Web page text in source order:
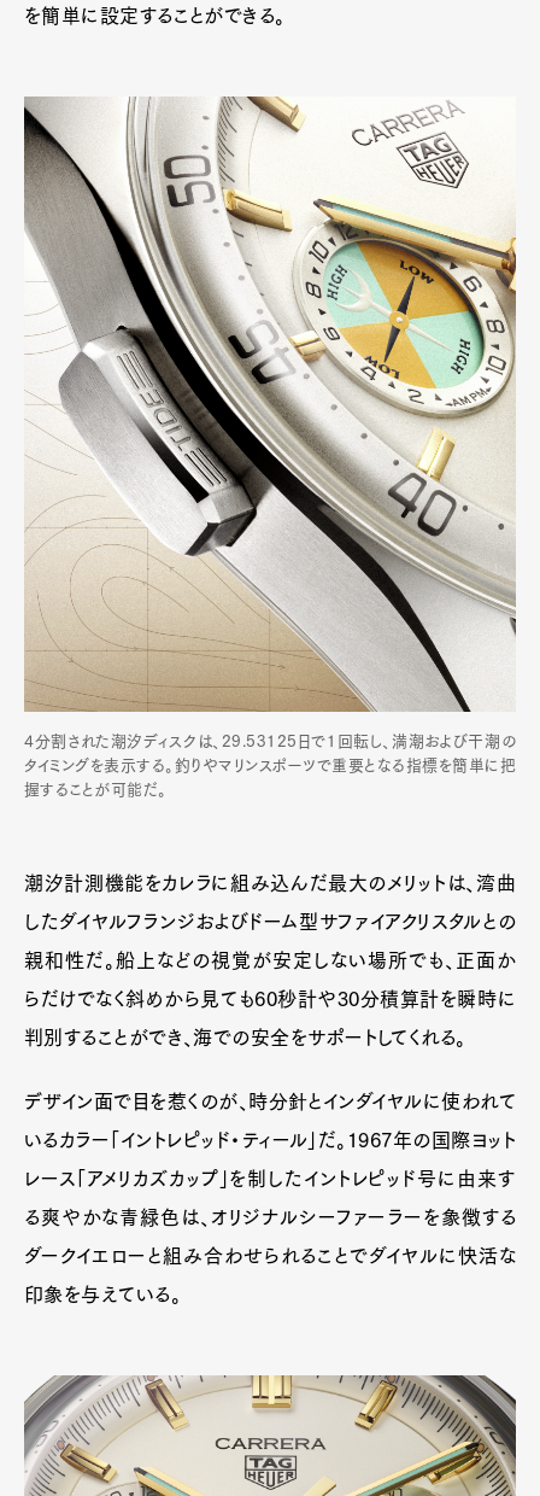
を簡単に設定することができる。
4分割された潮汐ディスクは、29.53125日で1回転し、満潮および干潮の
タイミングを表示する。釣りやマリンスポーツで重要となる指標を簡単に把
握することが可能だ。
潮汐計測機能をカレラに組み込んだ最大のメリットは、湾曲
したダイヤルフランジおよびドーム型サファイアクリスタルとの
親和性だ。船上などの視覚が安定しない場所でも、正面か
らだけでなく斜めから見ても60秒計や30分積算計を瞬時に
判別することができ、海での安全をサポートしてくれる。
デザイン面で目を惹くのが、時分針とインダイヤルに使われて
いるカラー「イントレピッド・ティール」だ。1967年の国際ヨット
レース「アメリカズカップ」を制したイントレピッド号に由来す
る爽やかな青緑色は、オリジナルシーファーラーを象徴する
ダークイエローと組み合わせられることでダイヤルに快活な
印象を与えている。